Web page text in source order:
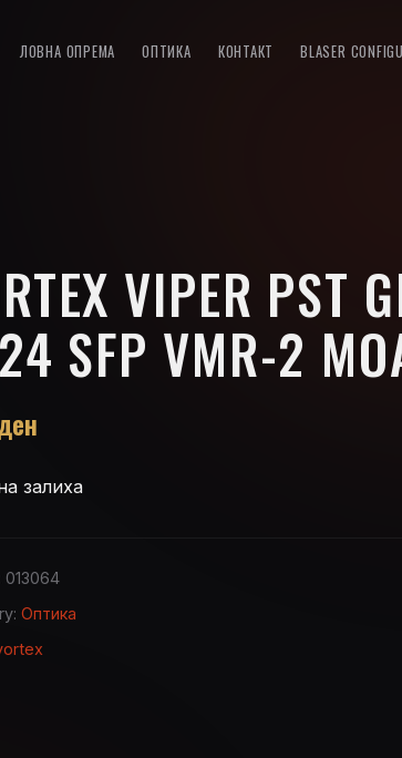
ЛОВНА ОПРЕМА ОПТИКА КОНТАКТ BLASER
VIPER PST
SFP VMR-2
залиха
013064
Оптика